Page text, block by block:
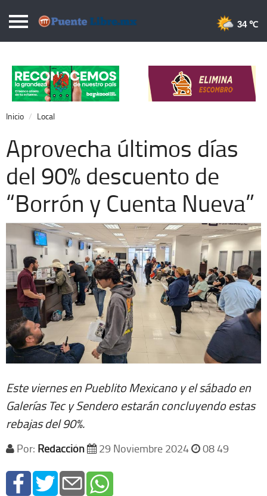
Puentelibre.mx
Local
Nacional
Opinión
Cronos
Economía
Espectáculos
Extra +
34 ℃
Inicio Local
Aprovecha últimos días
del 90% descuento de
“Borrón y Cuenta Nueva”
Este viernes en Pueblito Mexicano y el sábado en
Galerías Tec y Sendero estarán concluyendo estas
rebajas del 90%.
Por: Redacción 29 Noviembre 2024 08 49